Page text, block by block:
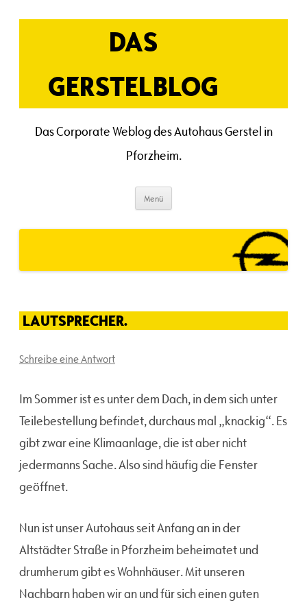
Inhalt
DAS
GERSTELBLOG
Das Corporate Weblog des Autohaus Gerstel in
Pforzheim.
Menü
LAUTSPRECHER.
Schreibe eine Antwort
Im Sommer ist es unter dem Dach, in dem sich unter
Teilebestellung befindet, durchaus mal „knackig“. Es
gibt zwar eine Klimaanlage, die ist aber nicht
jedermanns Sache. Also sind häufig die Fenster
geöffnet.
Nun ist unser Autohaus seit Anfang an in der
Altstädter Straße in Pforzheim beheimatet und
drumherum gibt es Wohnhäuser. Mit unseren
Nachbarn haben wir an und für sich einen guten